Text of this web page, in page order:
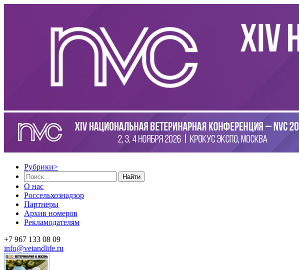
Рубрики>
Найти
О нас
Россельхознадзор
Партнеры
Архив номеров
Рекламодателям
+7 967 133 08 09
info@vetandlife.ru